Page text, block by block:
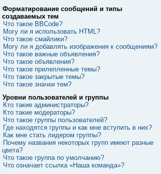
Форматирование сообщений и типы
создаваемых тем
Что такое BBCode?
Могу ли я использовать HTML?
Что такое смайлики?
Могу ли я добавлять изображения к сообщениям?
Что такое важные объявления?
Что такое объявления?
Что такое прилепленные темы?
Что такое закрытые темы?
Что такое значки тем?
Уровни пользователей и группы
Кто такие администраторы?
Кто такие модераторы?
Что такое группы пользователей?
Где находятся группы и как мне вступить в них?
Как мне стать лидером группы?
Почему названия некоторых групп имеют разные
цвета?
Что такое группа по умолчанию?
Что означает ссылка «Наша команда»?